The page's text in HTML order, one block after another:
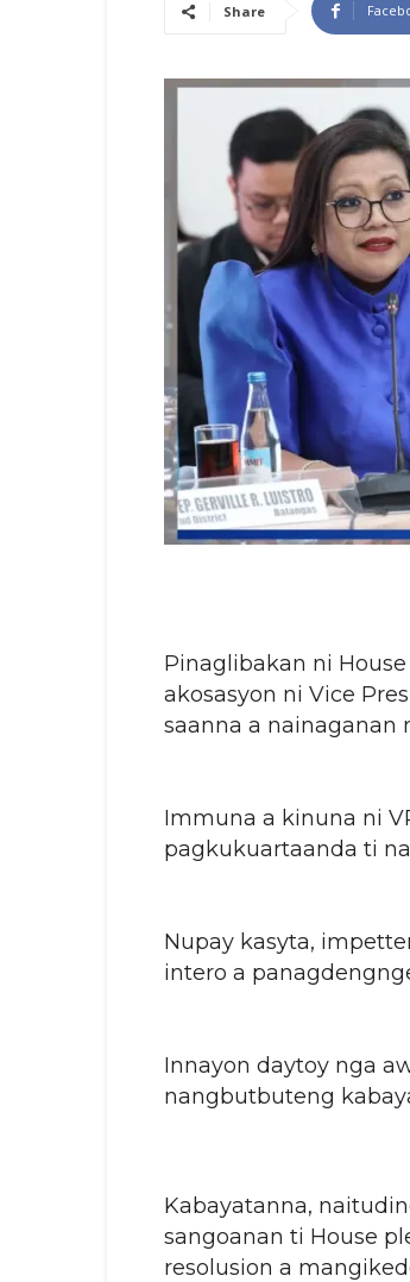
Share
Pinaglibakan ni
akosasyon ni Vice
saanna a nainaganan
Immuna a kinuna ni
pagkukuartaanda ti
Nupay kasyta,
intero a
Innayon daytoy nga
nangbutbuteng
Kabayatanna,
sangoanan ti House
resolusion a